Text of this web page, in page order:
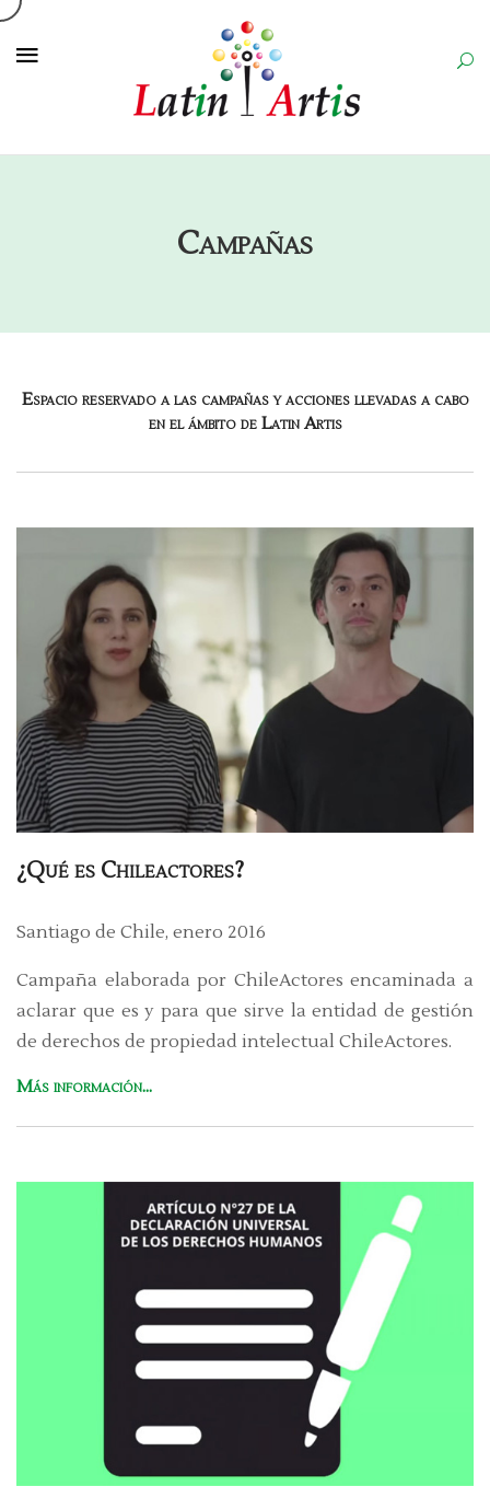
Campañas
Espacio reservado a las campañas y acciones llevadas a cabo
en el ámbito de Latin Artis
¿Qué es Chileactores?
Santiago de Chile, enero 2016
Campaña elaborada por ChileActores encaminada a
aclarar que es y para que sirve la entidad de gestión
de derechos de propiedad intelectual ChileActores.
Más información...